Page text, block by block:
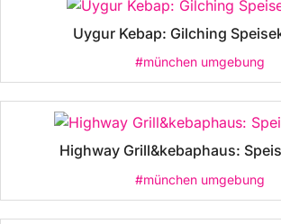
Uygur Kebap: Gilching
#münchen umgebung
Highway Grill&kebaphaus:
#münchen umgebung